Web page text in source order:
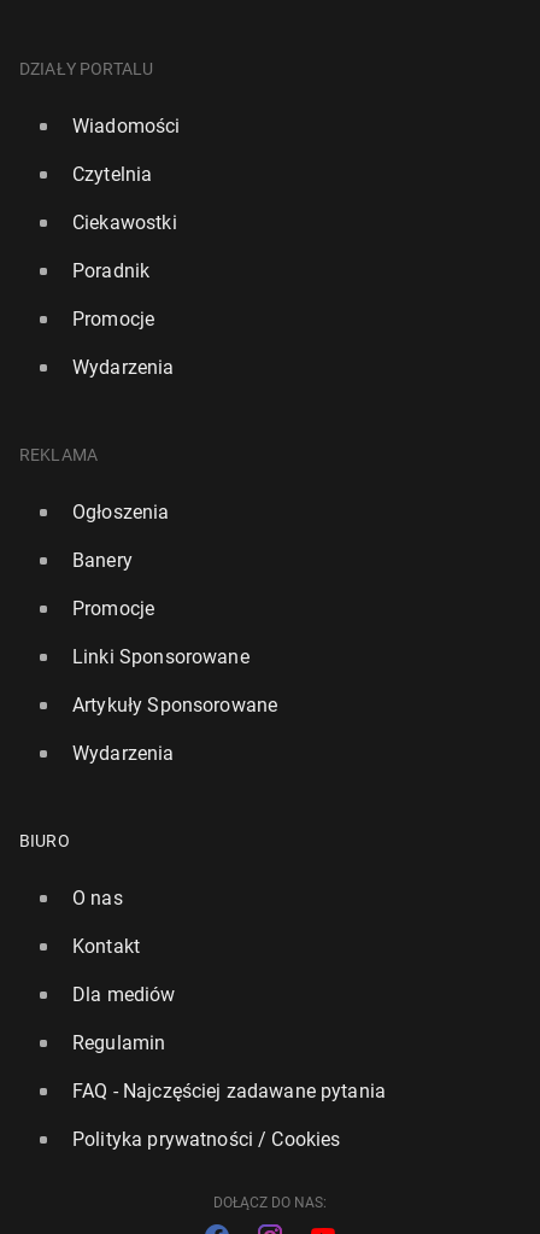
Ponad połowa Polaków wska­zu­je Jolantę Kwa­
śniew­ską jako naj­lep­szą pierw­szą damę
skutków ro­syj­skiej wojny hy­bry­do­wej
DZIAŁY PORTALU
Wiadomości
Czytelnia
Ciekawostki
Poradnik
Promocje
Wydarzenia
REKLAMA
Ogłoszenia
Banery
Promocje
Linki Sponsorowane
Artykuły Sponsorowane
Wydarzenia
BIURO
O nas
Kontakt
Dla mediów
Regulamin
FAQ - Najczęściej zadawane pytania
Polityka prywatności / Cookies
DOŁĄCZ DO NAS: